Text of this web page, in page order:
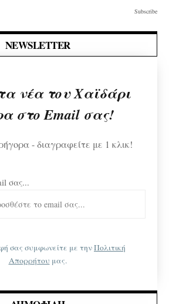
Subscribe
NEWSLETTER
νέα του Χαϊδάρι
στο Email σας!
- διαγραφείτε με 1 κλικ!
σας...
σας συμφωνείτε με τηνΠολιτική
Απορρήτου μας.